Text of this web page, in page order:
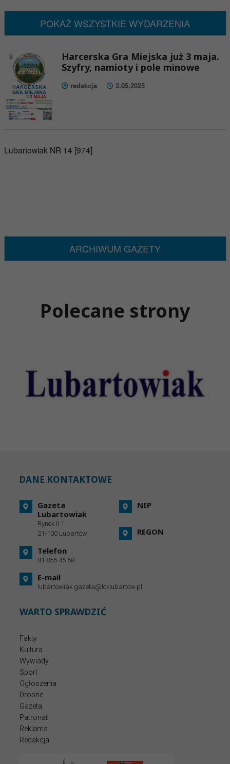
POKAŻ WSZYSTKIE WYDARZENIA
Harcerska Gra Miejska już 3 maja.
Szyfry, namioty i pole minowe
redakcja 2.05.2025
Lubartowiak NR 14 [974]
ARCHIWUM GAZETY
Polecane strony
DANE KONTAKTOWE
Gazeta
Lubartowiak
Rynek II 1
21-100 Lubartów
Telefon
81 855 45 68
E-mail
lubartowiak.gazeta@loklubartow.pl
NIP
REGON
WARTO SPRAWDZIĆ
Fakty
Kultura
Wywiady
Sport
Ogłoszenia
Drobne
Gazeta
Patronat
Reklama
Redakcja